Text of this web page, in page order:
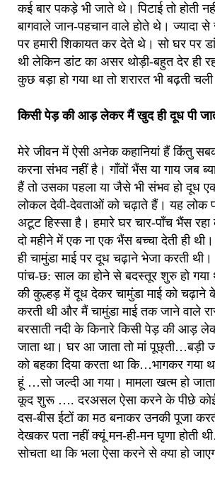
कई बार पकड़े भी जाते थे। पिटाई तो होती
बागवाले जान-पहचान वाले होते थे। ज्यादा से
पर हमारी शिकायत कर देते थे। सो घर पर
थी लेकिन डांट का असर थोड़ी-बहुत देर ही
कुछ बड़ा हो गया था तो शरारत भी बढ़ती
किसी पेड़ की आड़ लेकर मैं खुद ही दूध पी
मेरे जीवन में ऐसी अनेक कहानियां हैं किंतु
करना संभव नहीं है। गाँवों भैंस या गाय जब
हैं तो उसका पहला या जैसे भी संभव हो दूध
लोकल देवी-देवताओं को चढ़ाते हैं। यह लोक
अटूट हिस्सा है। हमारे घर चार-पाँच भैंस
दो महीने में एक ना एक भैंस बच्चा देती ही
ही चामुंडा माई पर दूध चढ़ाने भेजा करती
पांच-छ: साल का होने से बदस्तूर शुरु हो गया
की कुल्हड़ में दूध देकर चामुंडा माई को चढ़ाने
करती थी और मैं चामुंडा माई तक जाने वाले
बरसाती नदी के किनारे किसी पेड़ की आड़
जाता था। घर आ जाता तो मां पूछ्ती…बड़ी
को बहका दिया करता था कि…भागकर गया
हूं …सो जल्दी आ गया। मामला खत्म हो
कूद शुरू …. दरअसल ऐसा करने के पीछे कोई
दस-बीस ईटों का मठ बनाकर उनकी पूजा
देखकर पता नहीं क्यूं मन-ही-मन घृणा होती
सोचता था कि भला ऐसा करने से क्या हो